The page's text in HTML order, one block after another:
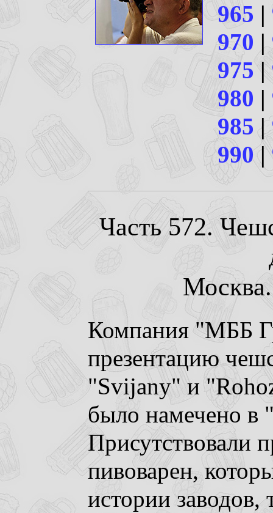
965 |
970 |
975|
980 |
985 |
990|
Часть 572.
Компания "МББ
презентацию
"Svijany" и
было намечено
Присутствовали
пивоварен,
истории заводов,